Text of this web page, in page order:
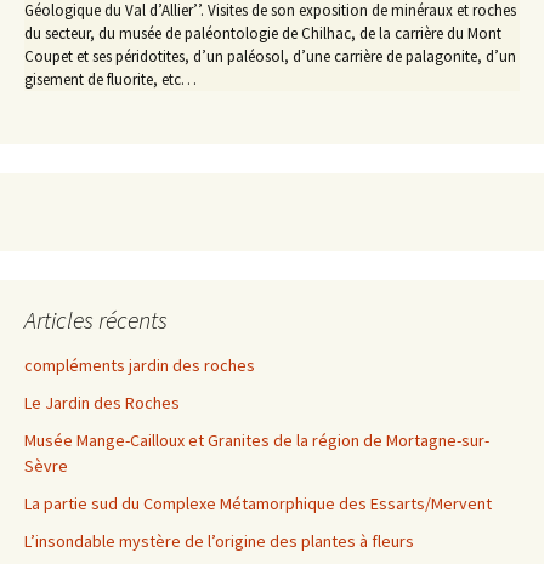
Géologique du Val d’Allier’’. Visites de son exposition de minéraux et roches
du secteur, du musée de paléontologie de Chilhac, de la carrière du Mont
Coupet et ses péridotites, d’un paléosol, d’une carrière de palagonite, d’un
gisement de fluorite, etc…
Articles récents
compléments jardin des roches
Le Jardin des Roches
Musée Mange-Cailloux et Granites de la région de Mortagne-sur-
Sèvre
La partie sud du Complexe Métamorphique des Essarts/Mervent
L’insondable mystère de l’origine des plantes à fleurs